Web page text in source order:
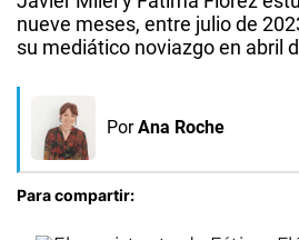
nueve meses, entre julio de
su mediático noviazgo en abril
Por Ana Roche
Para compartir: